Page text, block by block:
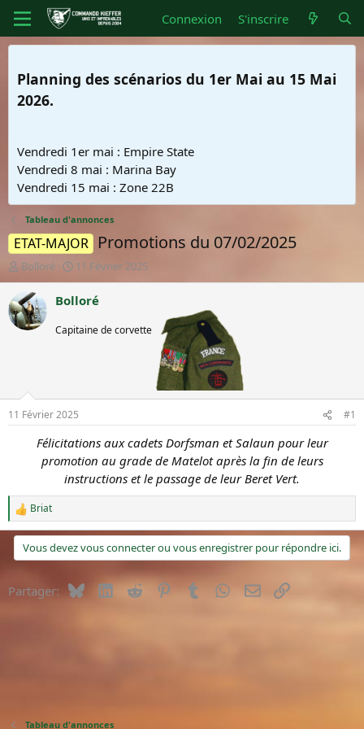
Connexion S'inscrire
Planning des scénarios du 1er Mai au 15 Mai
2026.
Vendredi 1er mai : Empire State
Vendredi 8 mai : Marina Bay
Vendredi 15 mai : Zone 22B
Tableau d'annonces
ETAT-MAJOR Promotions du 07/02/2025
A
u
t
e
u
u
Bolloré
D
a
t
d
u
t
11 Février 2025
Bolloré
Capitaine de corvette
Membre
honoraire
11 Février 2025 #1
Félicitations aux cadets Dorfsman et Salaun pour leur
promotion au grade de Matelot après la fin de leurs
instructions et le passage de leur Beret Vert.
R
é
c
i
Briat
Vous devez vous connecter ou vous enregistrer pour répondre ici.
Partager: BlueskyLinkedIn
Reddit PinterestTumblr WhatsApp
E-mailLien
Tableau d'annonces